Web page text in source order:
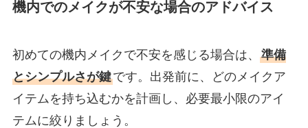
機内でのメイクが不安な場合のアドバイス
初めての機内メイクで不安を感じる場合は、 準備
とシンプルさが鍵です。出発前に、どのメイクア
イテムを持ち込むかを計画し、必要最小限のアイ
テムに絞りましょう。